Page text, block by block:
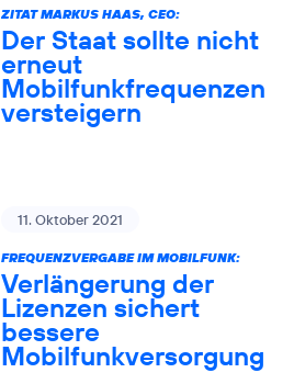
ZITAT MARKUS HAAS, CEO:
Der Staat sollte nicht
erneut
Mobilfunkfrequenzen
versteigern
11. Oktober 2021
FREQUENZVERGABE IM MOBILFUNK:
Verlängerung der
Lizenzen sichert
bessere
Mobilfunkversorgung